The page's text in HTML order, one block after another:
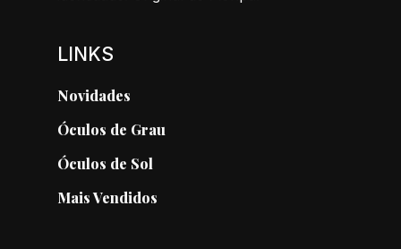
LINKS
Novidades
Óculos de Grau
Óculos de Sol
Mais Vendidos